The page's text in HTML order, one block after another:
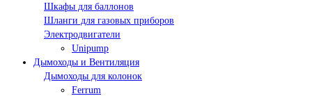
Шкафы для баллонов
Шланги для газовых приборов
Электродвигатели
Unipump
Дымоходы и Вентиляция
Дымоходы для колонок
Ferrum